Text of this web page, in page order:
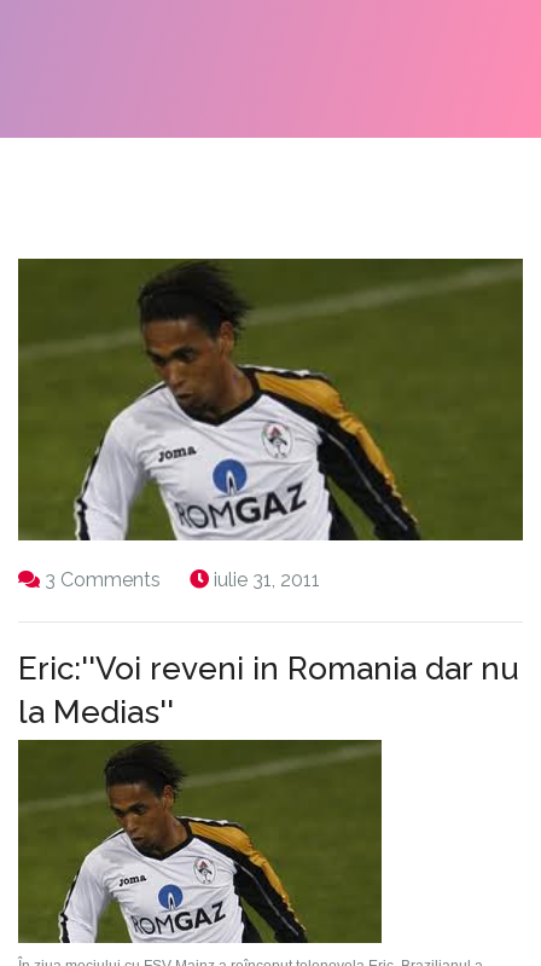
3 Comments iulie 31, 2011
Eric:''Voi reveni in Romania dar nu
la Medias''